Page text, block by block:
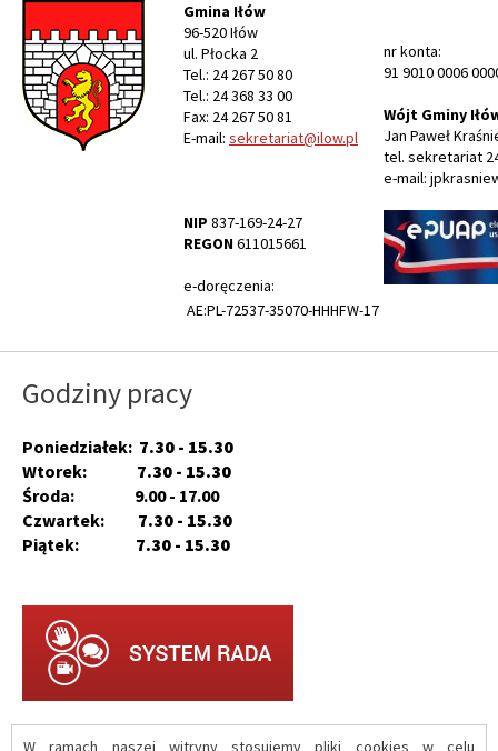
W ramach naszej witryny stosujemy pliki cookies w celu
Gmina Iłów
96-520 Iłów
ul. Płocka 2
Tel.: 24 267 50 80
Tel.: 24 368 33 00
Fax: 24 267 50 81
E-mail: sekretariat@ilow.pl
NIP 837-169-24-27
REGON611015661
e-doręczenia:
AE:PL-72537-35070-HHHFW-17
nr konta:
91 9010 0006
Wójt Gminy
Jan Paweł
tel. sekretariat
e-mail:
Godziny pracy
Poniedziałek: 7.30 - 15.30
Wtorek: 7.30 - 15.30
Środa: 9.00 - 17.00
Czwartek: 7.30 - 15.30
Piątek: 7.30 - 15.30